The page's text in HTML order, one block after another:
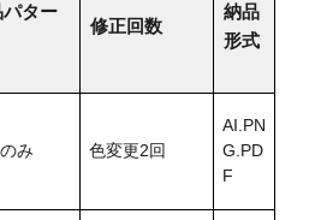
ター
修正回数
納品
形式
み 色変更2回
AI.PN
G.PD
F